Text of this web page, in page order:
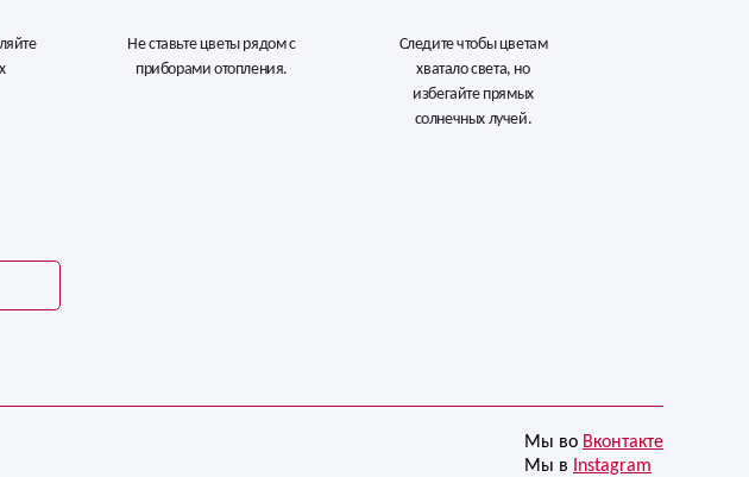
Не ставьте цветы рядом с
приборами отопления.
Следите чтобы цветам
хватало света, но
избегайте прямых
солнечных лучей.
Мы во Вконтакте
Мы в
Instagram